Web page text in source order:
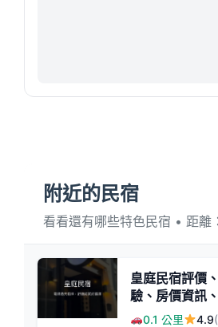
附近的民宿
看看還有哪些特色民宿 • 距離
皇庭民宿評價
驗、房價資訊
梯透天包棟舒
0.1 公里 4.9